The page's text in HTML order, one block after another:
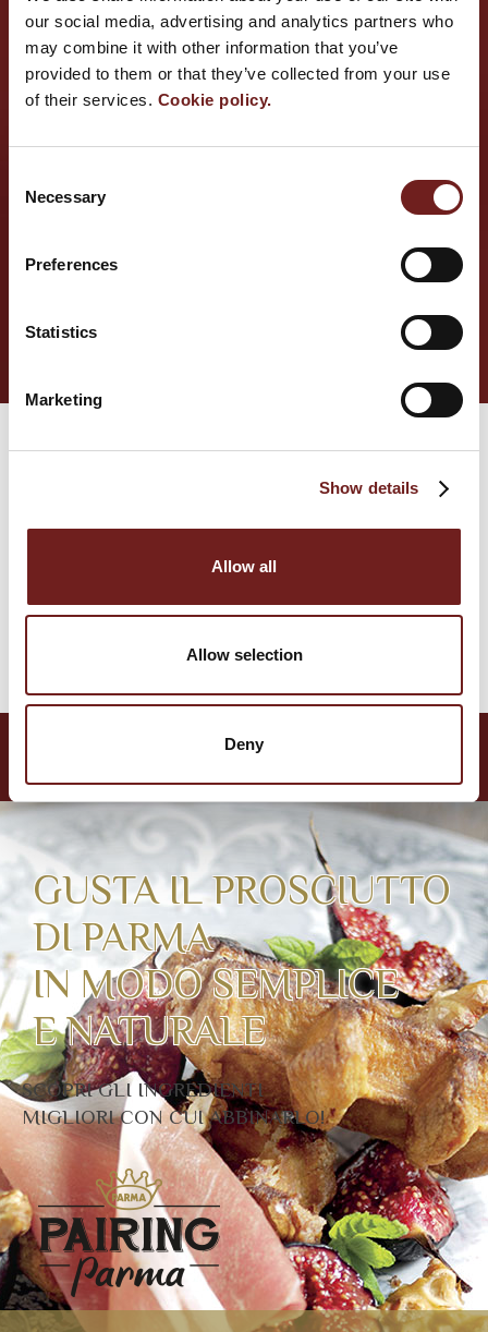
our social media, advertising and analytics partners who
may combine it with other information that you’ve
provided to them or that they’ve collected from your use
of their services. Cookie policy.
Selection
Necessary
Preferences
Statistics
Marketing
Show details
Allow all
Allow selection
Deny
CORRIERE DEL GUSTO
Corriere del Gusto anche online
GUSTA IL PROSCIUTTO
DI PARMA
IN MODO SEMPLICE
E NATURALE
SCOPRI GLI INGREDIENTI
MIGLIORI CON CUI ABBINARLO!